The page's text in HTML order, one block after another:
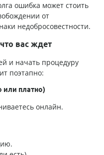
ошибка может стоить
от
недобросовестности.
вас ждет
и начать процедуру
поэтапно:
или платно)
онлайн.